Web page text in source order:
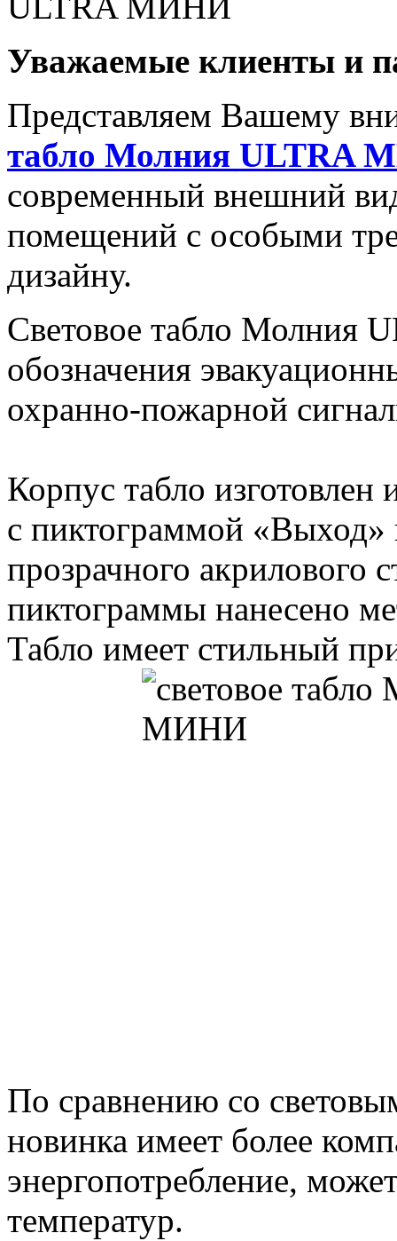
Уважаемые клиенты и
Представляем Вашему
табло Молния ULTRA
современный внешний
помещений с особыми
дизайну.
Световое табло Молния
обозначения
охранно-пожарной
Корпус табло изготовлен
с пиктограммой «Выход»
прозрачного акрилового
пиктограммы нанесено
Табло имеет стильный
По сравнению со
новинка имеет более
энергопотребление,
температур.